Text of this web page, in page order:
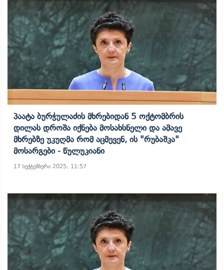
Პაატა Ბურჭულაძის Მხრებიდან 5 Ოქტომბრის
Დილას Დროშა Იქნება Მოსახსნელი Და Ამავე
Მხრებზე Უკუღმა Რომ Აცმევენ, Ის "რუბაშკა"
Მოსარგები - Წულუკიანი
17 სექტემბერი 2025, 11:57